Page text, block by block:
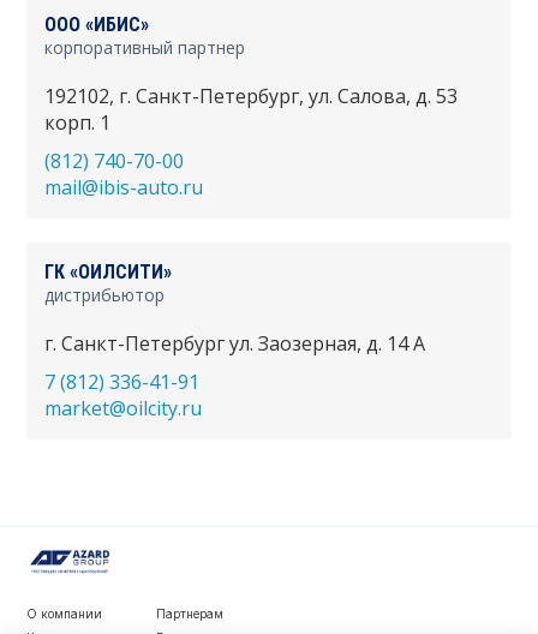
ООО «ИБИС»
192102, г. Санкт-Петербург, ул. Салова, д. 53
корп. 1
(812) 740-70-00
mail@ibis-auto.ru
корпоративный партнер
ГК «ОИЛСИТИ»
г. Санкт-Петербург ул. Заозерная, д. 14 А
7 (812) 336-41-91
market@oilcity.ru
дистрибьютор
О компании
Партнерам